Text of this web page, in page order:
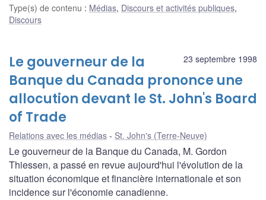
Type(s) de contenu : Médias, Discours et activités publiques,
Discours
23 septembre 1998
Le gouverneur de la
Banque du Canada prononce une
allocution devant le St. John's Board
of Trade
Relations avec les médias St. John's (Terre-Neuve)
Le gouverneur de la Banque du Canada, M. Gordon
Thiessen, a passé en revue aujourd'hui l'évolution de la
situation économique et financière internationale et son
incidence sur l'économie canadienne.